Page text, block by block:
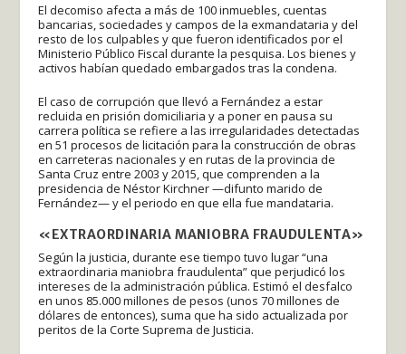
El decomiso afecta a más de 100 inmuebles, cuentas
bancarias, sociedades y campos de la exmandataria y del
resto de los culpables y que fueron identificados por el
Ministerio Público Fiscal durante la pesquisa. Los bienes y
activos habían quedado embargados tras la condena.
El caso de corrupción que llevó a Fernández a estar
recluida en prisión domiciliaria y a poner en pausa su
carrera política se refiere a las irregularidades detectadas
en 51 procesos de licitación para la construcción de obras
en carreteras nacionales y en rutas de la provincia de
Santa Cruz entre 2003 y 2015, que comprenden a la
presidencia de Néstor Kirchner —difunto marido de
Fernández— y el periodo en que ella fue mandataria.
«EXTRAORDINARIA MANIOBRA FRAUDULENTA»
Según la justicia, durante ese tiempo tuvo lugar “una
extraordinaria maniobra fraudulenta” que perjudicó los
intereses de la administración pública. Estimó el desfalco
en unos 85.000 millones de pesos (unos 70 millones de
dólares de entonces), suma que ha sido actualizada por
peritos de la Corte Suprema de Justicia.